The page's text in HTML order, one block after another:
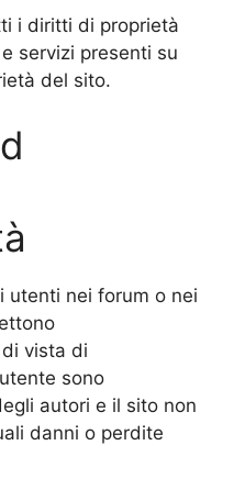
i diritti di proprietà
servizi presenti su
del sito.
utenti nei forum o nei
vista di
sono
autori e il sito non
danni o perdite